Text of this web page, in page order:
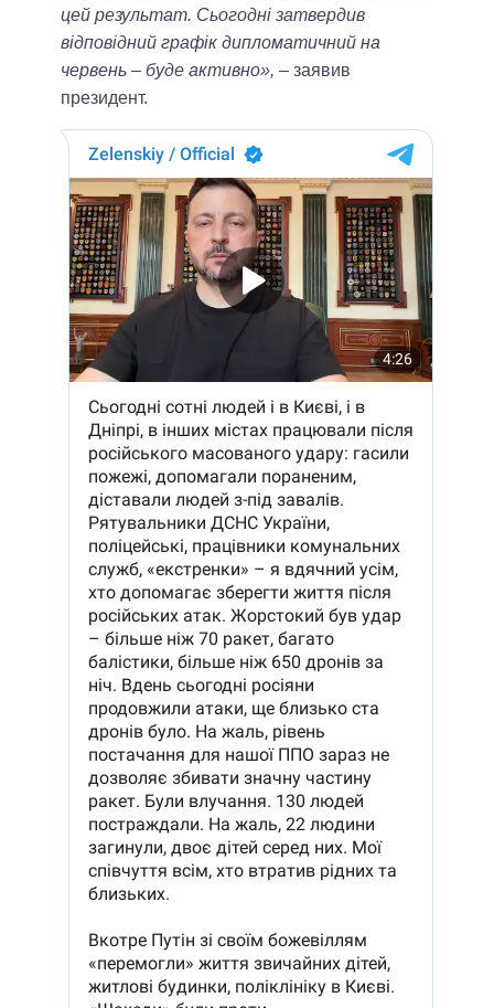
цей результат. Сьогодні затвердив
відповідний графік дипломатичний на
червень – буде активно», – заявив
президент.